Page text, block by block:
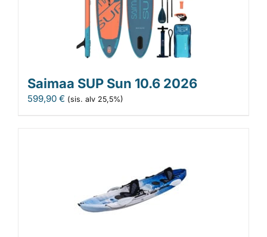
Saimaa SUP Sun 10.6 2026
599,90 € (sis. alv 25,5%)